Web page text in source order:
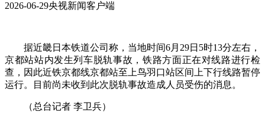
2026-06-29央视新闻客户端
据近畿日本铁道公司称，当地时间6月29日5时13分左右，
京都站站内发生列车脱轨事故，铁路方面正在对线路进行检
查，因此近铁京都线京都站至上鸟羽口站区间上下行线路暂停
运行。目前尚未收到此次脱轨事故造成人员受伤的消息。
（总台记者 李卫兵）